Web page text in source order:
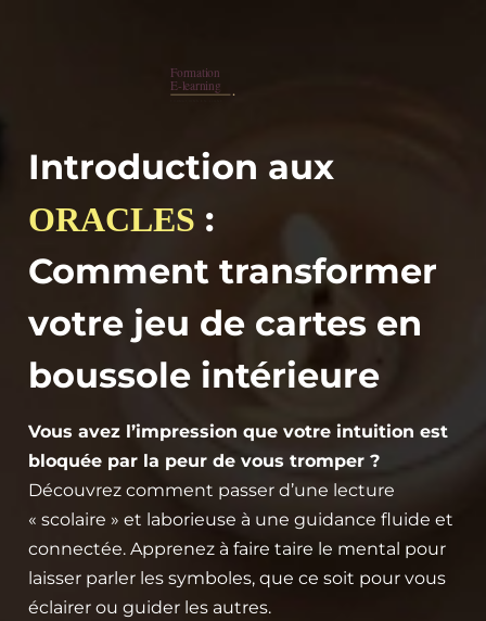
Introduction aux
ORACLES :
Comment transformer
votre jeu de cartes en
boussole intérieure
Vous avez l’impression que votre intuition est
bloquée par la peur de vous tromper ?
Découvrez comment passer d’une lecture
« scolaire » et laborieuse à une guidance fluide et
connectée. Apprenez à faire taire le mental pour
laisser parler les symboles, que ce soit pour vous
éclairer ou guider les autres.